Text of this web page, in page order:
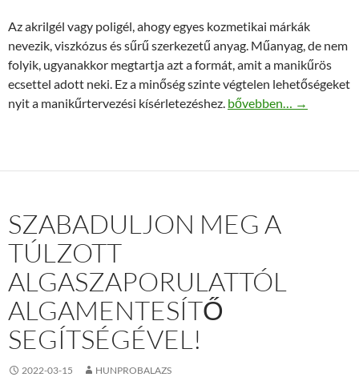
Az akrilgél vagy poligél, ahogy egyes kozmetikai márkák
nevezik, viszkózus és sűrű szerkezetű anyag. Műanyag, de nem
folyik, ugyanakkor megtartja azt a formát, amit a manikűrös
ecsettel adott neki. Ez a minőség szinte végtelen lehetőségeket
nyit a manikűrtervezési kísérletezéshez. Acrylgel széles
bővebben… →
SZABADULJON MEG A
TÚLZOTT
ALGASZAPORULATTÓL
ALGAMENTESÍTŐ
SEGÍTSÉGÉVEL!
2022-03-15 HUNPROBALAZS